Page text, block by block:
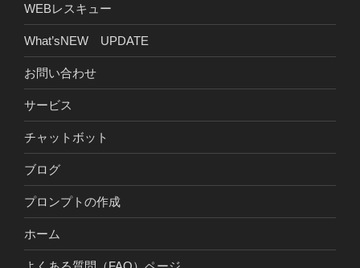
WEBレスキュー
What’sNEW UPDATE
お問い合わせ
サービス
チャットボット
ブログ
プロンプトの作成
ホーム